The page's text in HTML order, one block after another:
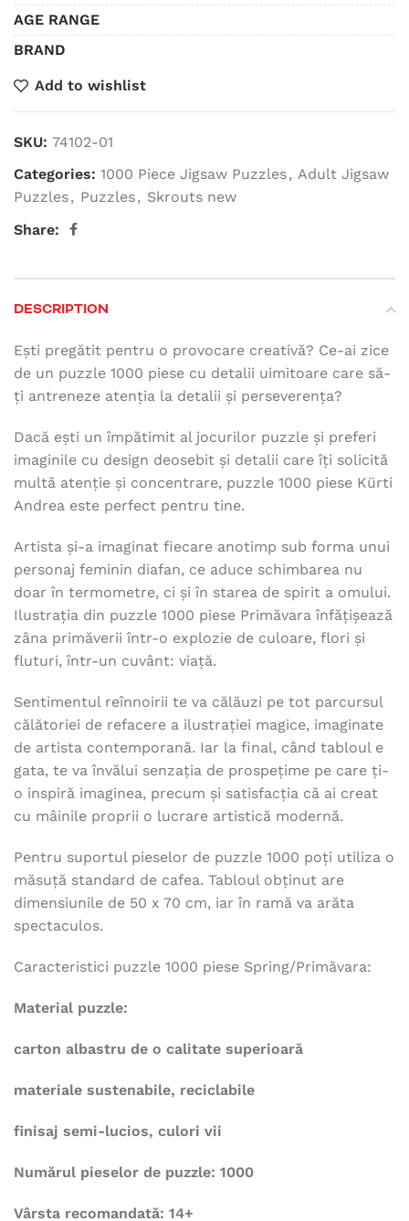
AGE RANGE
BRAND
Add to wishlist
SKU: 74102-01
Categories: 1000 Piece Jigsaw Puzzles, Adult Jigsaw
Puzzles, Puzzles, Skrouts new
Share:
DESCRIPTION
Ești pregătit pentru o provocare creativă? Ce-ai zice
de un puzzle 1000 piese cu detalii uimitoare care să-
ți antreneze atenția la detalii și perseverența?
Dacă ești un împătimit al jocurilor puzzle și preferi
imaginile cu design deosebit și detalii care îți solicită
multă atenție și concentrare, puzzle 1000 piese Kürti
Andrea este perfect pentru tine.
Artista și-a imaginat fiecare anotimp sub forma unui
personaj feminin diafan, ce aduce schimbarea nu
doar în termometre, ci și în starea de spirit a omului.
Ilustrația din puzzle 1000 piese Primăvara înfățișează
zâna primăverii într-o explozie de culoare, flori și
fluturi, într-un cuvânt: viață.
Sentimentul reînnoirii te va călăuzi pe tot parcursul
călătoriei de refacere a ilustrației magice, imaginate
de artista contemporană. Iar la final, când tabloul e
gata, te va învălui senzația de prospețime pe care ți-
o inspiră imaginea, precum și satisfacția că ai creat
cu mâinile proprii o lucrare artistică modernă.
Pentru suportul pieselor de puzzle 1000 poți utiliza o
măsuță standard de cafea. Tabloul obținut are
dimensiunile de 50 x 70 cm, iar în ramă va arăta
spectaculos.
Caracteristici puzzle 1000 piese Spring/Primăvara:
Material puzzle:
carton albastru de o calitate superioară
materiale sustenabile, reciclabile
finisaj semi-lucios, culori vii
Numărul pieselor de puzzle: 1000
Vârsta recomandată: 14+